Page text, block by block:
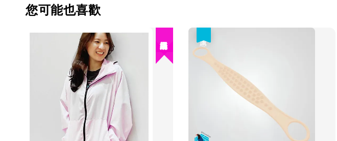
您可能也喜歡
絕版品出清！